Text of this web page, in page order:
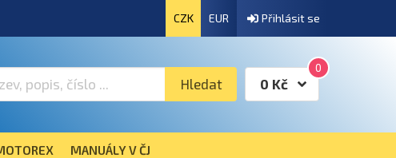
CZK EUR Přihlásit se
Hledat
0
0 Kč
MANUÁLY V ČJ